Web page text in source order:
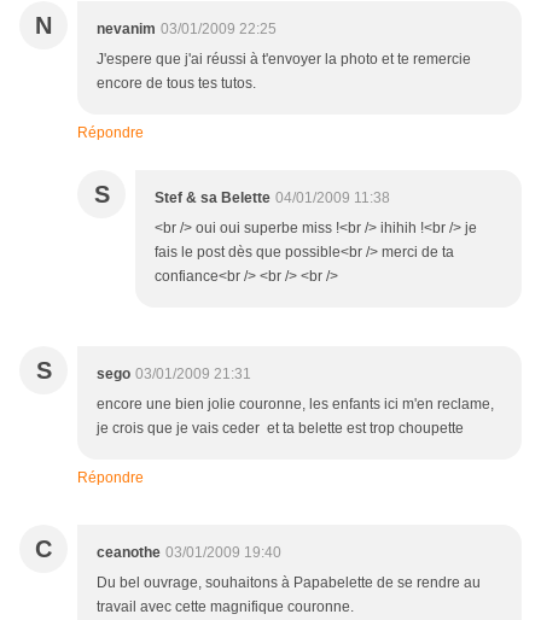
N nevanim 03/01/2009 22:25
J'espere que j'ai réussi à t'envoyer la photo et te remercie
encore de tous tes tutos.
Répondre
S Stef & sa Belette 04/01/2009 11:38
<br /> oui oui superbe miss !<br /> ihihih !<br /> je
fais le post dès que possible<br /> merci de ta
confiance<br /> <br /> <br />
S sego 03/01/2009 21:31
encore une bien jolie couronne, les enfants ici m'en reclame,
je crois que je vais ceder et ta belette est trop choupette
Répondre
C ceanothe 03/01/2009 19:40
Du bel ouvrage, souhaitons à Papabelette de se rendre au
travail avec cette magnifique couronne.